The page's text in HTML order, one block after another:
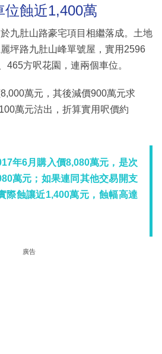
位蝕近1,400萬
九肚山路豪宅項目相繼落成。土地
坪路九肚山峰單號屋，實用2596
465方呎花園，連兩個車位。
萬元，其後減價900萬元求
萬元沽出，折算實用呎價約
年6月購入價8,080萬元，是次
萬元；如果連同其他交易開支
際蝕讓近1,400萬元，蝕幅高達
廣告